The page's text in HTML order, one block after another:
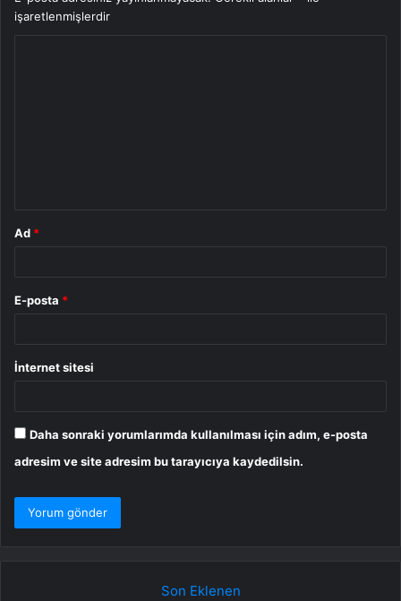
işaretlenmişlerdir
Ad *
E-posta *
İnternet sitesi
Daha sonraki yorumlarımda kullanılması için adım, e-posta
adresim ve site adresim bu tarayıcıya kaydedilsin.
Son Eklenen